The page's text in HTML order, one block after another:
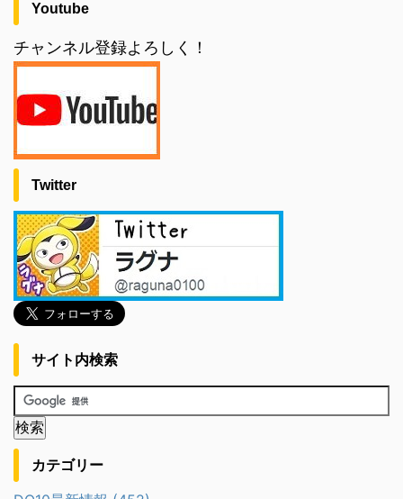
Youtube
チャンネル登録よろしく！
Twitter
サイト内検索
カテゴリー